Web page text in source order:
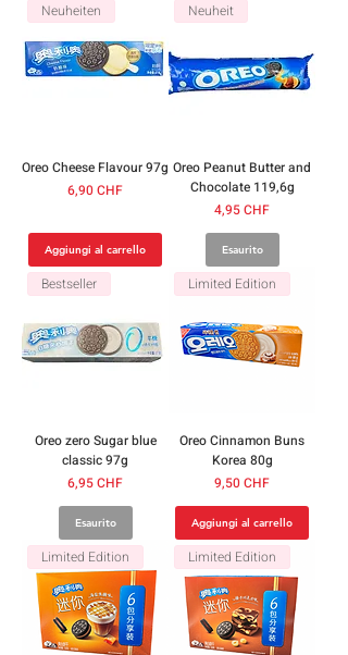
Neuheiten
Oreo Cheese Flavour 97g
Prezzo
6,90 CHF
Aggiungi al carrello
Neuheit
Oreo Peanut Butter and
Chocolate 119,6g
Prezzo
4,95 CHF
Esaurito
Bestseller
Oreo zero Sugar blue
classic 97g
Prezzo
6,95 CHF
Esaurito
Limited Edition
Oreo Cinnamon Buns
Korea 80g
Prezzo
9,50 CHF
Aggiungi al carrello
Limited Edition Limited Edition